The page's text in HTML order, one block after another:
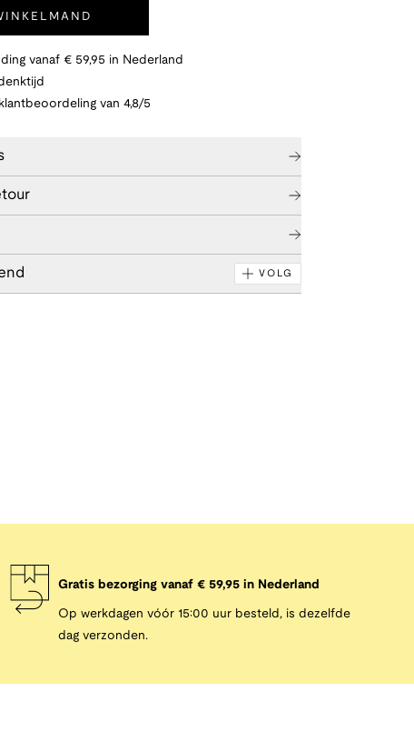
vanaf € 59,95 in Nederland
van 4,8/5
VOLG
Gratis bezorging vanaf € 59,95 in Nederland
Op werkdagen vóór 15:00 uur besteld, is dezelfde
dag verzonden.